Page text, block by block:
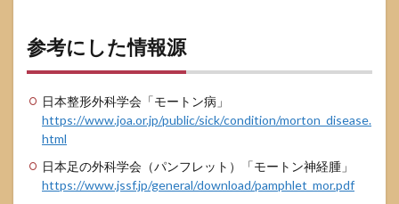
参考にした情報源
日本整形外科学会「モートン病」
https://www.joa.or.jp/public/sick/condition/morton_disease.
html
日本足の外科学会（パンフレット）「モートン神経腫」
https://www.jssf.jp/general/download/pamphlet_mor.pdf